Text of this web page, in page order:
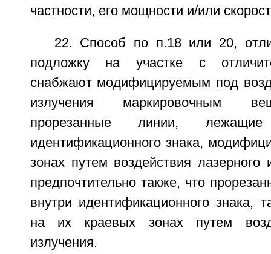
частности, его мощности и/или
22. Способ по п.18 или 20,
подложку на участке с
снабжают модифицируемым под
излучения маркировочным
прорезанные линии,
идентификационного знака,
зонах путем воздействия лазерного
предпочтительно также, что
внутри идентификационного знака,
на их краевых зонах путем
излучения.